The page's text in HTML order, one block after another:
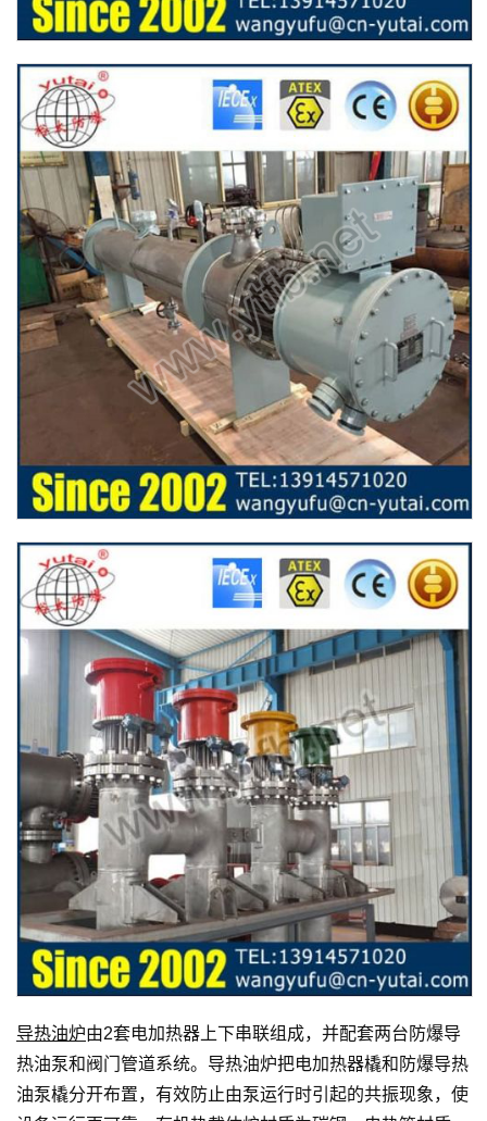
导热油炉由2套电加热器上下串联组成，并配套两台防爆导
热油泵和阀门管道系统。导热油炉把电加热器橇和防爆导热
油泵橇分开布置，有效防止由泵运行时引起的共振现象，使